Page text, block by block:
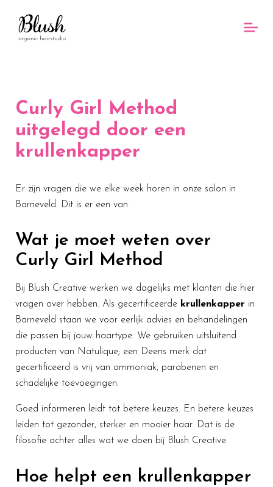
Curly Girl Method
uitgelegd door een
krullenkapper
Er zijn vragen die we elke week horen in onze salon in
Barneveld. Dit is er een van.
Wat je moet weten over
Curly Girl Method
Bij Blush Creative werken we dagelijks met klanten die hier
vragen over hebben. Als gecertificeerde krullenkapper in
Barneveld staan we voor eerlijk advies en behandelingen
die passen bij jouw haartype. We gebruiken uitsluitend
producten van Natulique; een Deens merk dat
gecertificeerd is vrij van ammoniak, parabenen en
schadelijke toevoegingen.
Goed informeren leidt tot betere keuzes. En betere keuzes
leiden tot gezonder, sterker en mooier haar. Dat is de
filosofie achter alles wat we doen bij Blush Creative.
Hoe helpt een krullenkapper